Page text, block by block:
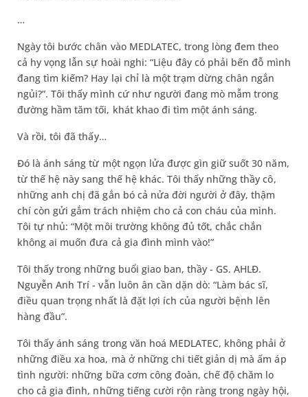
…
Ngày tôi bước chân vào MEDLATEC, trong lòng đem theo
cả hy vọng lẫn sự hoài nghi: “Liệu đây có phải bến đỗ mình
đang tìm kiếm? Hay lại chỉ là một trạm dừng chân ngắn
ngủi?”. Tôi thấy mình cứ như người đang mò mẫm trong
đường hầm tăm tối, khát khao đi tìm một ánh sáng.
Và rồi, tôi đã thấy…
Đó là ánh sáng từ một ngọn lửa được gìn giữ suốt 30 năm,
từ thế hệ này sang thế hệ khác. Tôi thấy những thầy cô,
những anh chị đã gắn bó cả nửa đời người ở đây, thậm
chí còn gửi gắm trách nhiệm cho cả con cháu của mình.
Tôi tự nhủ: “Một môi trường không đủ tốt, chắc chắn
không ai muốn đưa cả gia đình mình vào!”
Tôi thấy trong những buổi giao ban, thầy - GS. AHLĐ.
Nguyễn Anh Trí - vẫn luôn ân cần dặn dò: “Làm bác sĩ,
điều quan trọng nhất là đặt lợi ích của người bệnh lên
hàng đầu”.
Tôi thấy ánh sáng trong văn hoá MEDLATEC, không phải ở
những điều xa hoa, mà ở những chi tiết giản dị mà ấm áp
tình người: những bữa cơm công đoàn, chế độ chăm lo
cho cả gia đình, những tiếng cười rộn ràng trong ngày hội,